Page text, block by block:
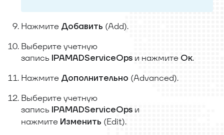
Нажмите Добавить (Add).
Выберите учетную
запись IPAMADServiceOps и нажмите Ок.
Нажмите Дополнительно (Advanced).
Выберите учетную
запись IPAMADServiceOps и
нажмите Изменить (Edit).